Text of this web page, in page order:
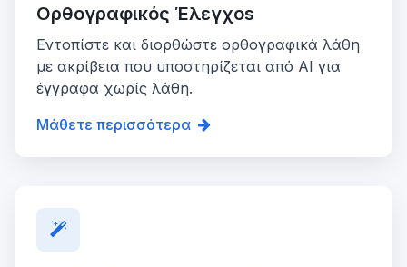
Ορθογραφικός Έλεγχos
Εντοπίστε και διορθώστε ορθογραφικά λάθη
με ακρίβεια που υποστηρίζεται από AI για
έγγραφα χωρίς λάθη.
Μάθετε περισσότερα